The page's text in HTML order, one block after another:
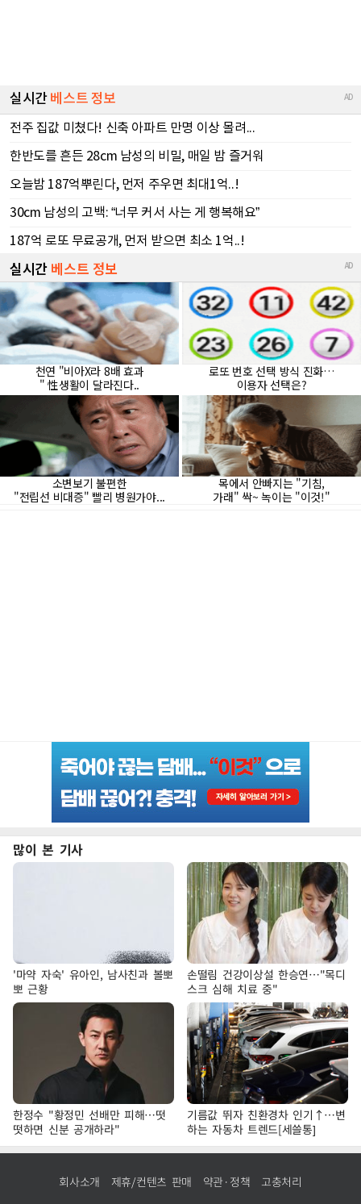
많이 본 기사
'마약 자숙' 유아인, 남사친과 볼뽀
뽀 근황
손떨림 건강이상설 한승연…"목디
스크 심해 치료 중"
한정수 "황정민 선배만 피해…떳
떳하면 신분 공개하라"
기름값 뛰자 친환경차 인기↑…변
하는 자동차 트렌드[세쓸통]
회사소개 제휴/컨텐츠 판매 약관·정책 고충처리